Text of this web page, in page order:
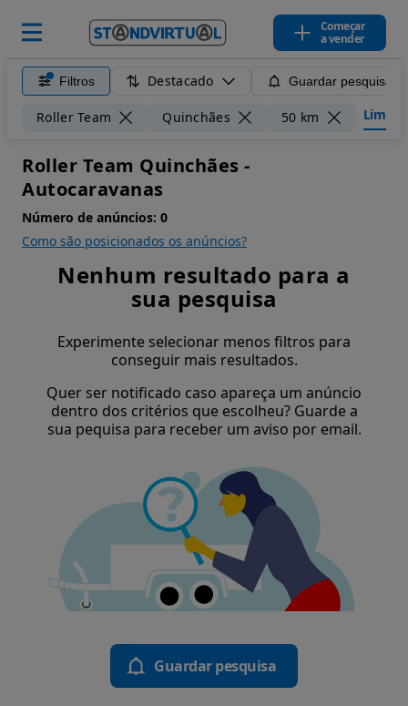
Começar
a vender
Filtros Destacado Guardar pesquisa
Roller Team Quinchães 50 km
Roller Team Quinchães -
Autocaravanas
Número de anúncios: 0
Como são posicionados os anúncios?
Nenhum resultado para a
sua pesquisa
Experimente selecionar menos filtros para
conseguir mais resultados.
Quer ser notificado caso apareça um anúncio
dentro dos critérios que escolheu? Guarde a
sua pequisa para receber um aviso por email.
Guardar pesquisa